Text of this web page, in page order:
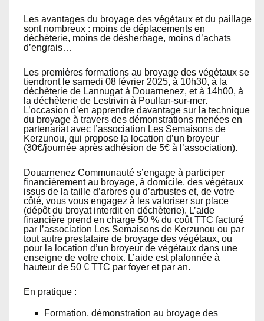
Les avantages du broyage des végétaux et du paillage
sont nombreux : moins de déplacements en
déchèterie, moins de désherbage, moins d’achats
d’engrais…
Les premières formations au broyage des végétaux se
tiendront le samedi 08 février 2025, à 10h30, à la
déchèterie de Lannugat à Douarnenez, et à 14h00, à
la déchèterie de Lestrivin à Poullan-sur-mer.
L’occasion d’en apprendre davantage sur la technique
du broyage à travers des démonstrations menées en
partenariat avec l’association Les Semaisons de
Kerzunou, qui propose la location d’un broyeur
(30€/journée après adhésion de 5€ à l’association).
Douarnenez Communauté s’engage à participer
financièrement au broyage, à domicile, des végétaux
issus de la taille d’arbres ou d’arbustes et, de votre
côté, vous vous engagez à les valoriser sur place
(dépôt du broyat interdit en déchèterie). L’aide
financière prend en charge 50 % du coût TTC facturé
par l’association Les Semaisons de Kerzunou ou par
tout autre prestataire de broyage des végétaux, ou
pour la location d’un broyeur de végétaux dans une
enseigne de votre choix. L’aide est plafonnée à
hauteur de 50 € TTC par foyer et par an.
En pratique :
Formation, démonstration au broyage des